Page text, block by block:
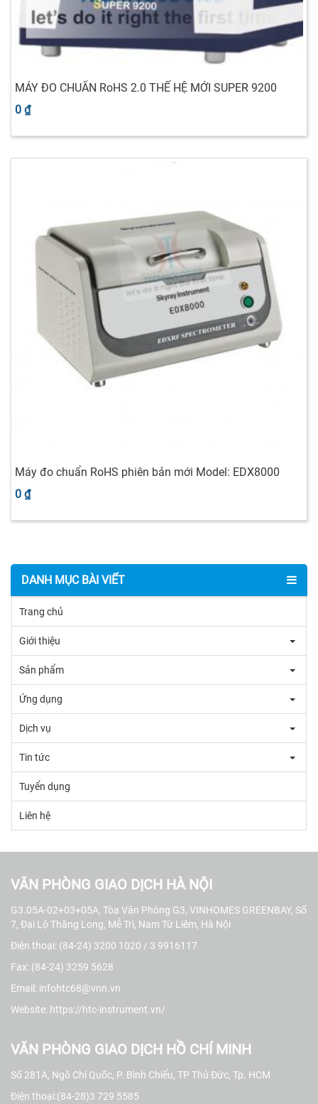
MÁY ĐO CHUẨN RoHS 2.0 THẾ HỆ MỚI SUPER 9200
0 ₫
Máy đo chuẩn RoHS phiên bản mới Model: EDX8000
0 ₫
DANH MỤC BÀI VIẾT
Trang chủ
Giới thiệu
Sản phẩm
Ứng dụng
Dịch vụ
Tin tức
Tuyển dụng
Liên hệ
VĂN PHÒNG GIAO DỊCH HÀ NỘI
G3.05A-02+03+05A, Tòa Văn Phòng G3, VINHOMES GREENBAY, Số
7, Đại Lộ Thăng Long, Mễ Trì, Nam Từ Liêm, Hà Nội
Điện thoại: (84-24) 3200 1020 / 3 9916117
Fax: (84-24) 3259 5628
Email: infohtc68@vnn.vn
Website: https://htc-instrument.vn/
VĂN PHÒNG GIAO DỊCH HỒ CHÍ MINH
Số 281A, Ngô Chí Quốc, P. Bình Chiểu, TP Thủ Đức, Tp. HCM
Điện thoại:(84-28)3 729 5585